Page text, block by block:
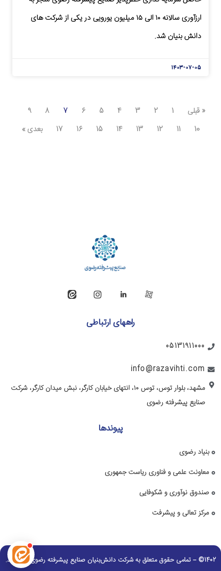
ارزآوری سالانه ۱۰ الی ۱۵ میلیون یورویی در یکی از شرکت های
دانش بنیان شد.
۱۴۰۳-۰۷-۰۵
« قبلی 1
2
3
4
5
6
7
8
9
10
11
12
13
14
15
16
17 بعدی »
راههای ارتباطی
05131911000
info@razavihti.com
مشهد، بلوار توس، توس ۱۰، انتهای خیابان کارگر، نبش میدان کارگر، شرکت
صنایع پیشرفته رضوی
پیوندها
بنیاد رضوی
معاونت علمی و فناوری ریاست جمهوری
صندوق نوآوری و شکوفایی
مرکز تعالی و پیشرفت
1402© – تمامی حقوق متعلق به شرکت دانش‌بنیان صنایع پیشرفته رضوی می باشد.